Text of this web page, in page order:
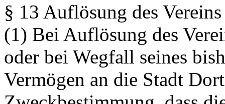
§ 13 Auflösung des Vereins
(1) Bei Auflösung des
oder bei Wegfall seines
Vermögen an die Stadt